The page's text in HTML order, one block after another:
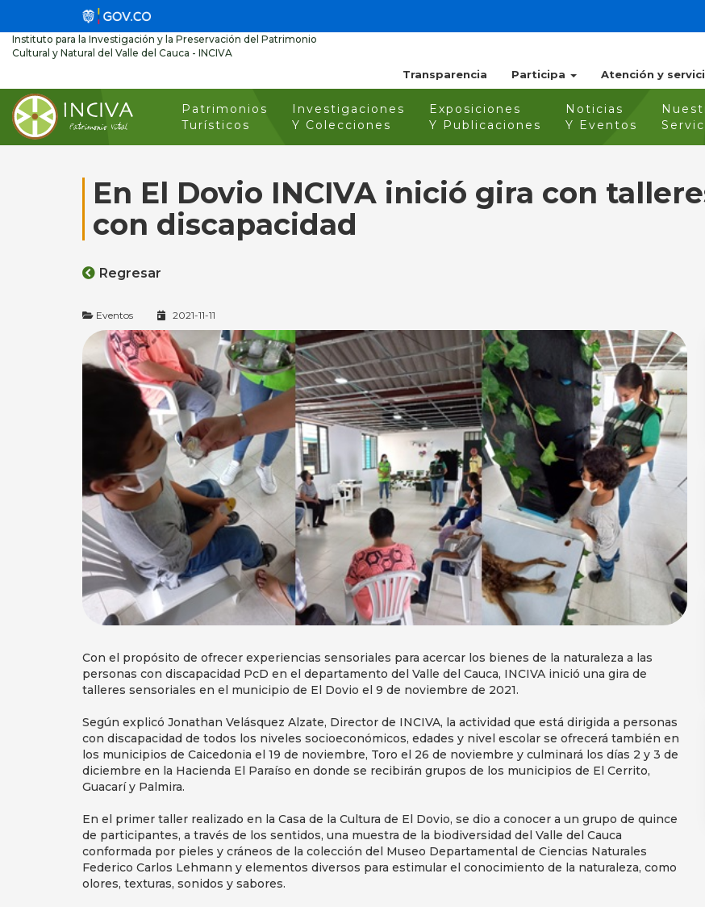
Instituto para la Investigación y la Preservación del Patrimonio
Cultural y Natural del Valle del Cauca - INCIVA
Transparencia Participa Atención y
Patrimonios
Turísticos
Investigaciones
Y Colecciones
Exposiciones
Y Publicaciones
Noticias
Y Eventos
En El Dovio INCIVA inició gira con
con discapacidad
Regresar
Eventos 2021-11-11
Con el propósito de ofrecer experiencias sensoriales para acercar los bienes de la naturaleza a las
personas con discapacidad PcD en el departamento del Valle del Cauca, INCIVA inició una gira de
talleres sensoriales en el municipio de El Dovio el 9 de noviembre de 2021.
Según explicó Jonathan Velásquez Alzate, Director de INCIVA, la actividad que está dirigida a personas
con discapacidad de todos los niveles socioeconómicos, edades y nivel escolar se ofrecerá también en
los municipios de Caicedonia el 19 de noviembre, Toro el 26 de noviembre y culminará los días 2 y 3 de
diciembre en la Hacienda El Paraíso en donde se recibirán grupos de los municipios de El Cerrito,
Guacarí y Palmira.
En el primer taller realizado en la Casa de la Cultura de El Dovio, se dio a conocer a un grupo de quince
de participantes, a través de los sentidos, una muestra de la biodiversidad del Valle del Cauca
conformada por pieles y cráneos de la colección del Museo Departamental de Ciencias Naturales
Federico Carlos Lehmann y elementos diversos para estimular el conocimiento de la naturaleza, como
olores, texturas, sonidos y sabores.